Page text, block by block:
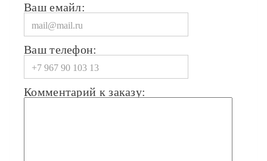
Ваш емайл:
Ваш телефон:
Комментарий к заказу: